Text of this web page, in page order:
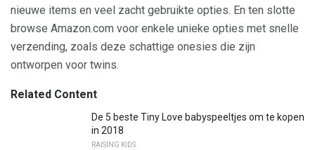
nieuwe items en veel zacht gebruikte opties. En ten slotte
browse Amazon.com voor enkele unieke opties met snelle
verzending, zoals deze schattige onesies die zijn
ontworpen voor twins.
Related Content
De 5 beste Tiny Love babyspeeltjes om te kopen
in 2018
RAISING KIDS